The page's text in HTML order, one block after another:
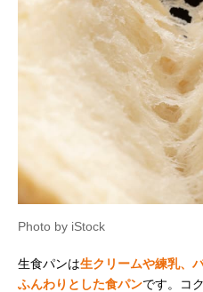
Photo by iStock
生食パンは生クリームや練乳、
ふんわりとした食パンです。コ